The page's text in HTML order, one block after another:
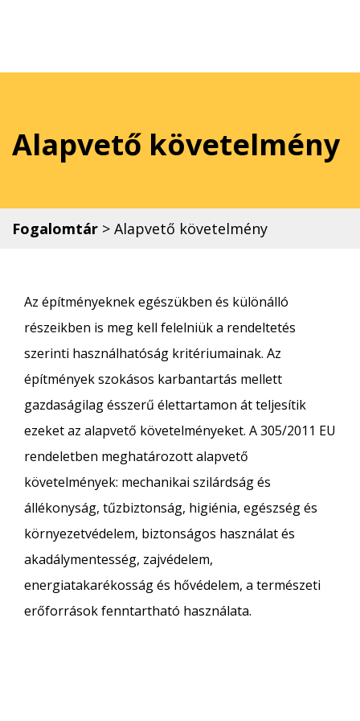
Alapvető követelmény
Fogalomtár > Alapvető követelmény
Az építményeknek egészükben és különálló
részeikben is meg kell felelniük a rendeltetés
szerinti használhatóság kritériumainak. Az
építmények szokásos karbantartás mellett
gazdaságilag ésszerű élettartamon át teljesítik
ezeket az alapvető követelményeket. A 305/2011 EU
rendeletben meghatározott alapvető
követelmények: mechanikai szilárdság és
állékonyság, tűzbiztonság, higiénia, egészség és
környezetvédelem, biztonságos használat és
akadálymentesség, zajvédelem,
energiatakarékosság és hővédelem, a természeti
erőforrások fenntartható használata.